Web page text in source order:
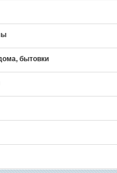
бытовки